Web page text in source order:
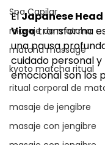
Spa Capilar
masaje de matcha
matcha massage
kyoto matcha ritual
ritual corporal de
masaje de jengibre
masaje con jengibre
El Japanese Head
Vigo transforma
una pausa
cuidado personal y
emocional son los